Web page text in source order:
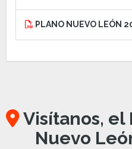
PLANO NUEVO LEÓN
Visítanos, el
Nuevo